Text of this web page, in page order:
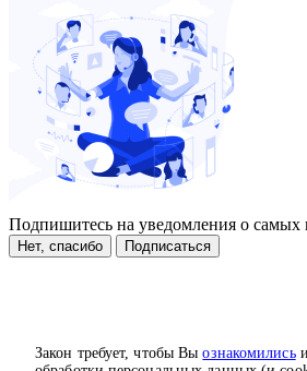
Закон требует, чтобы Выознакомилисьи
Подпишитесь на уведомления о самых
Нет, спасибо Подписаться